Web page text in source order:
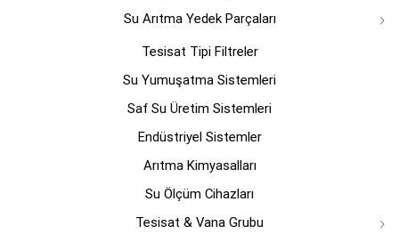
Su Arıtma Yedek Parçaları
Tesisat Tipi Filtreler
Su Yumuşatma Sistemleri
Saf Su Üretim Sistemleri
Endüstriyel Sistemler
Arıtma Kimyasalları
Su Ölçüm Cihazları
Tesisat & Vana Grubu